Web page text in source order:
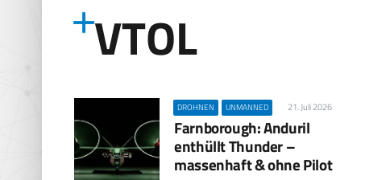
VTOL
DROHNEN UNMANNED 21. Juli 2026
Farnborough: Anduril
enthüllt Thunder –
massenhaft & ohne Pilot